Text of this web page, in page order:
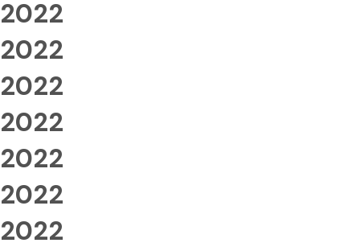
2022
2022
2022
2022
2022
2022
2022